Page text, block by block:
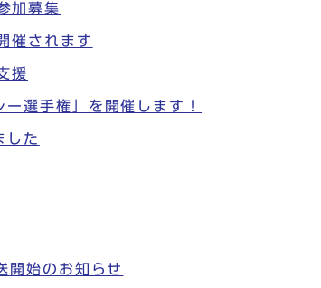
加募集
催されます
援
選手権」を開催します！
した
開始のお知らせ